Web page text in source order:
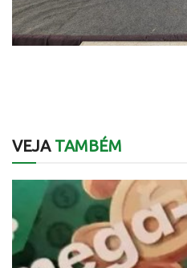
VEJATAMBÉM